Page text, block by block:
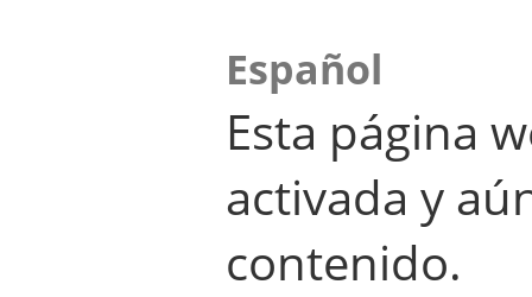
Español
Esta página
activada y
contenido.